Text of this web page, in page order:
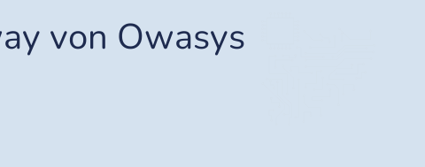
von Owasys